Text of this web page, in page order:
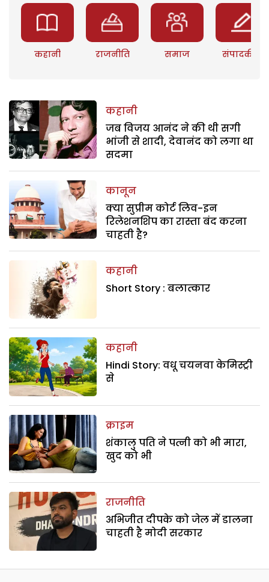
कहानी राजनीति समाज संपादकीय
कहानी
जब विजय आनंद ने की थी सगी
भांजी से शादी, देवानंद को लगा था
सदमा
कानून
क्या सुप्रीम कोर्ट लिव-इन
रिलेशनशिप का रास्ता बंद करना
चाहती है?
कहानी
Short Story : बलात्कार
कहानी
Hindi Story: वधू चयनवा केमिस्ट्री
से
क्राइम
शंकालु पति ने पत्नी को भी मारा,
खुद को भी
राजनीति
अभिजीत दीपके को जेल में डालना
चाहती है मोदी सरकार